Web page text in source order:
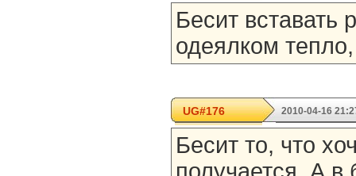
Бесит вставать
одеялком
UG#176 2010-04-16
Бесит то, что